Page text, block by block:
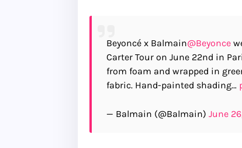
Beyoncé x Balmain@Beyonce
Carter Tour on June 22nd in
from foam and wrapped in
fabric. Hand-painted shading…
— Balmain (@Balmain) June